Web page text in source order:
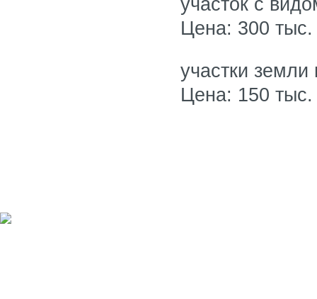
Цена: 300 тыс.
участки земли
Цена: 150 тыс.